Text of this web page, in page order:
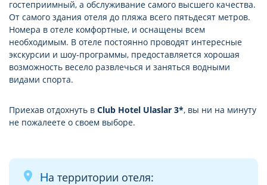
гостеприимный, а обслуживание самого высшего качества.
От самого здания отеля до пляжа всего пятьдесят метров.
Номера в отеле комфортные, и оснащены всем
необходимым. В отеле постоянно проводят интересные
экскурсии и шоу-программы, предоставляется хорошая
возможность весело развлечься и заняться водными
видами спорта.
Приехав отдохнуть в Club Hotel Ulaslar 3*, вы ни на минуту
не пожалеете о своем выборе.
place На территории отеля: